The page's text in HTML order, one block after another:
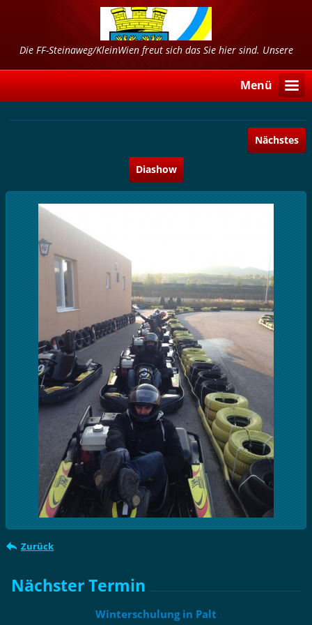
Die FF-Steinaweg/KleinWien freut sich das Sie hier sind. Unsere
Menü
Nächstes
Diashow
Zurück
Nächster Termin
Winterschulung in Palt